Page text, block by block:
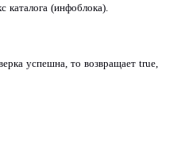
(инфоблока).
успешна, то возвращает true,